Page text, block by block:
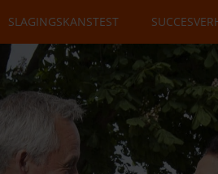
SLAGINGSKANSTEST